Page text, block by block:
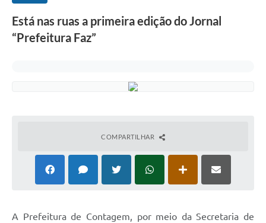
Está nas ruas a primeira edição do Jornal
“Prefeitura Faz”
COMPARTILHAR
A Prefeitura de Contagem, por meio da Secretaria de